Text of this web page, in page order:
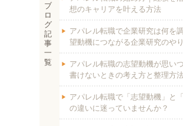
ブ
ロ
グ
記
事
一
覧
想のキャリアを叶える方法
アパレル転職で企業研究は何を
望動機につながる企業研究のや
アパレル転職の志望動機が思い
書けないときの考え方と整理方
アパレル転職で「志望動機」と
の違いに迷っていませんか？